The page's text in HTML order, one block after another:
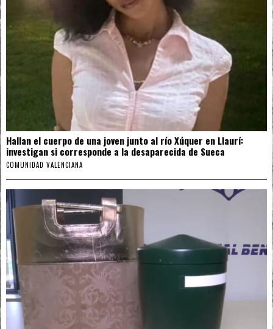
Hallan el cuerpo de una joven junto al río Xúquer en Llaurí:
investigan si corresponde a la desaparecida de Sueca
COMUNIDAD VALENCIANA